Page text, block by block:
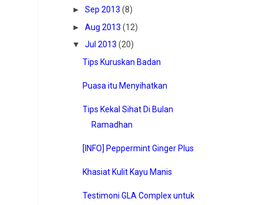
► Sep 2013 (8)
► Aug 2013 (12)
▼
Jul 2013 (20)
Tips Kuruskan Badan
Puasa itu Menyihatkan
Tips Kekal Sihat Di Bulan
Ramadhan
[INFO] Peppermint Ginger Plus
Khasiat Kulit Kayu Manis
Testimoni GLA Complex untuk